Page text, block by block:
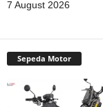
7 August 2026
Sepeda Motor